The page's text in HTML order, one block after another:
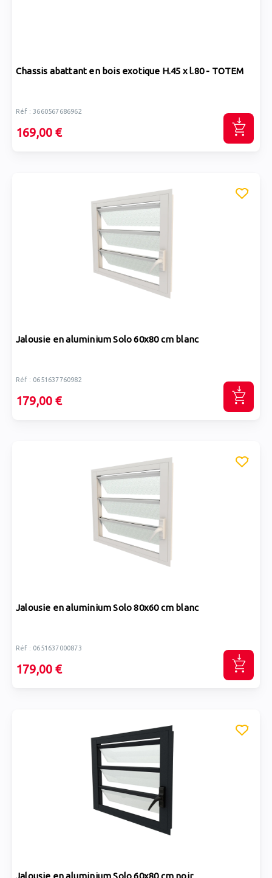
Chassis abattant en bois exotique H.45 x l.80 - TOTEM
Réf : 3660567686962
169,00 €
Jalousie en aluminium Solo 60x80 cm blanc
Réf : 0651637760982
179,00 €
Jalousie en aluminium Solo 80x60 cm blanc
Réf : 0651637000873
179,00 €
Jalousie en aluminium Solo 60x80 cm noir